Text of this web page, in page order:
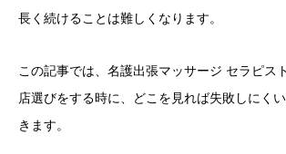
長く続けることは難しくなります。
この記事では、名護出張マッサージ セラピス
店選びをする時に、どこを見れば失敗しにく
きます。